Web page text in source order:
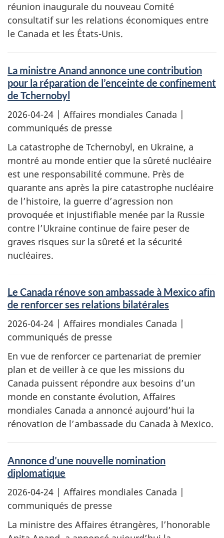
réunion inaugurale du nouveau Comité
consultatif sur les relations économiques entre
le Canada et les États-Unis.
La ministre Anand annonce une contribution
pour la réparation de l’enceinte de confinement
de Tchernobyl
2026-04-24 | Affaires mondiales Canada |
communiqués de presse
La catastrophe de Tchernobyl, en Ukraine, a
montré au monde entier que la sûreté nucléaire
est une responsabilité commune. Près de
quarante ans après la pire catastrophe nucléaire
de l’histoire, la guerre d’agression non
provoquée et injustifiable menée par la Russie
contre l’Ukraine continue de faire peser de
graves risques sur la sûreté et la sécurité
nucléaires.
Le Canada rénove son ambassade à Mexico afin
de renforcer ses relations bilatérales
2026-04-24 | Affaires mondiales Canada |
communiqués de presse
En vue de renforcer ce partenariat de premier
plan et de veiller à ce que les missions du
Canada puissent répondre aux besoins d’un
monde en constante évolution, Affaires
mondiales Canada a annoncé aujourd’hui la
rénovation de l’ambassade du Canada à Mexico.
Annonce d’une nouvelle nomination
diplomatique
2026-04-24 | Affaires mondiales Canada |
communiqués de presse
La ministre des Affaires étrangères, l’honorable